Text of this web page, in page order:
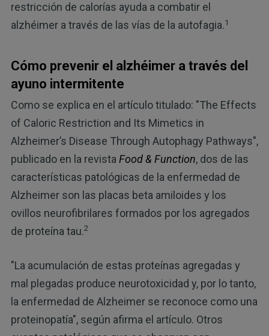
restricción de calorías ayuda a combatir el
alzhéimer a través de las vías de la autofagia.1
Cómo prevenir el alzhéimer a través del
ayuno intermitente
Como se explica en el artículo titulado: "The Effects
of Caloric Restriction and Its Mimetics in
Alzheimer’s Disease Through Autophagy Pathways",
publicado en la revista Food & Function, dos de las
características patológicas de la enfermedad de
Alzheimer son las placas beta amiloides y los
ovillos neurofibrilares formados por los agregados
de proteína tau.2
"La acumulación de estas proteínas agregadas y
mal plegadas produce neurotoxicidad y, por lo tanto,
la enfermedad de Alzheimer se reconoce como una
proteinopatía", según afirma el artículo. Otros